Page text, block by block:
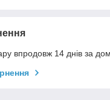
впродовж 14 днів за